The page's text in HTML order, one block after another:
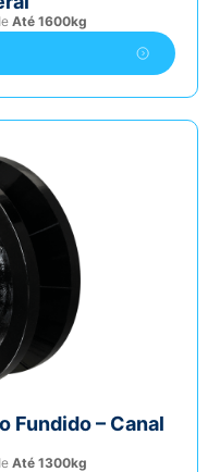
Até 1600kg
Fundido – Canal
Até 1300kg